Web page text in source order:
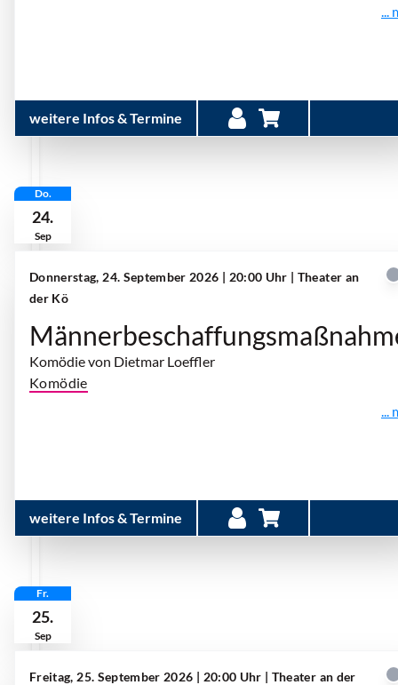
...
weitere Infos & Termine
Do.
24.
Sep
Donnerstag, 24. September 2026 | 20:00 Uhr | Theater an
der Kö
Komödie von Dietmar Loeffler
Komödie
...
weitere Infos & Termine
Fr.
25.
Sep
Freitag, 25. September 2026 | 20:00 Uhr | Theater an der